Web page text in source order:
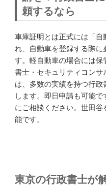
頼するなら
車庫証明とは正式には「
れ、自動車を登録する際
す。軽自動車の場合には
書士・セキュリティコン
は、多数の実績を持つ行
します。即日申請も可能
にご相談ください。世田
能です。
東京の行政書士が